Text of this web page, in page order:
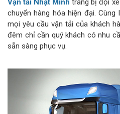
Vận tải Nhật Minh trang bị đội
chuyển hàng hóa hiện đại.
mọi yêu cầu vận tải của khách
đêm chỉ cần quý khách có nhu
sẵn sàng phục vụ.